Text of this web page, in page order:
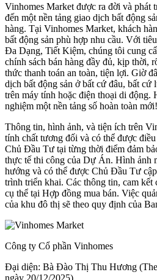
Vinhomes Market được ra đời và phát
đến một nền tảng giao dịch bất động
hàng. Tại Vinhomes Market, khách
bất động sản phù hợp nhu cầu. Với
Đa Dạng, Tiết Kiệm, chúng tôi cung
chính sách bán hàng đầy đủ, kịp thời,
thức thanh toán an toàn, tiện lợi. Giờ
dịch bất động sản ở bất cứ đâu, bất cứ
trên máy tính hoặc điện thoại di động.
nghiệm một nền tảng số hoàn toàn mới!
Thông tin, hình ảnh, và tiện ích trên
tính chất tương đối và có thể được
Chủ Đầu Tư tại từng thời điểm đảm
thực tế thi công của Dự Án. Hình ảnh
hướng và có thể được Chủ Đầu Tư
trình triển khai. Các thông tin, cam
cụ thể tại Hợp đồng mua bán. Việc
của khu đô thị sẽ theo quy định của
Công ty Cổ phần Vinhomes
Đại diện: Bà Đào Thị Thu Hương
ngày 20/12/2025)